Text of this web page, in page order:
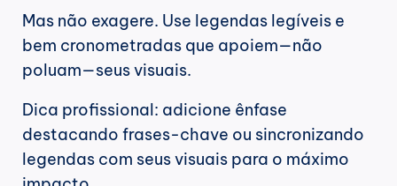
Mas não exagere. Use legendas legíveis e
bem cronometradas que apoiem—não
poluam—seus visuais.
Dica profissional: adicione ênfase
destacando frases-chave ou sincronizando
legendas com seus visuais para o máximo